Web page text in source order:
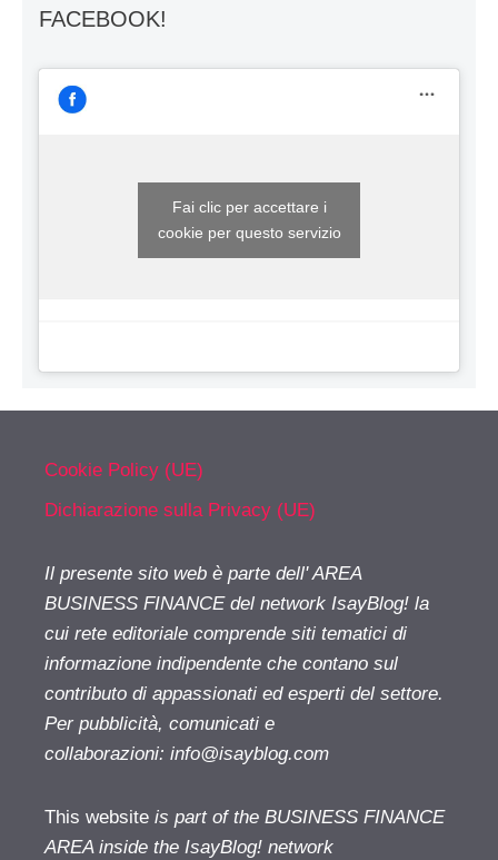
FACEBOOK!
Fai clic per accettare i
cookie per questo servizio
Cookie Policy (UE)
Dichiarazione sulla Privacy (UE)
Il presente sito web è parte dell' AREA
BUSINESS FINANCE del network IsayBlog! la
cui rete editoriale comprende siti tematici di
informazione indipendente che contano sul
contributo di appassionati ed esperti del settore.
Per pubblicità, comunicati e
collaborazioni: info@isayblog.com
This website is part of the BUSINESS FINANCE
AREA inside the IsayBlog! network